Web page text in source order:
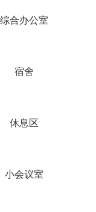
综合办公室
宿舍
休息区
小会议室